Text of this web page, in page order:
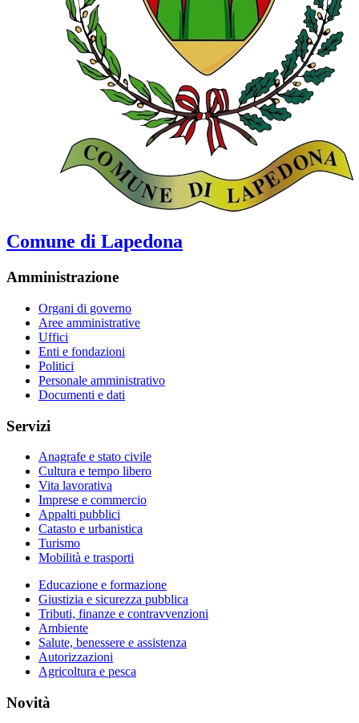
Comune di Lapedona
Amministrazione
Organi di governo
Aree amministrative
Uffici
Enti e fondazioni
Politici
Personale amministrativo
Documenti e dati
Servizi
Anagrafe e stato civile
Cultura e tempo libero
Vita lavorativa
Imprese e commercio
Appalti pubblici
Catasto e urbanistica
Turismo
Mobilità e trasporti
Educazione e formazione
Giustizia e sicurezza pubblica
Tributi, finanze e contravvenzioni
Ambiente
Salute, benessere e assistenza
Autorizzazioni
Agricoltura e pesca
Novità